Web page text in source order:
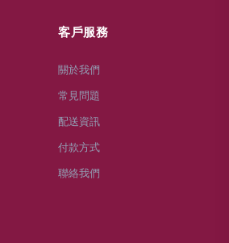
客戶服務
關於我們
常見問題
配送資訊
付款方式
聯絡我們